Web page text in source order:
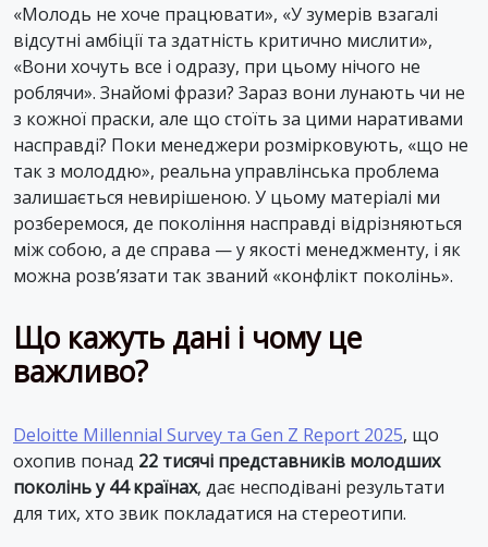
«Молодь не хоче працювати», «У зумерів взагалі
відсутні амбіції та здатність критично мислити»,
«Вони хочуть все і одразу, при цьому нічого не
роблячи». Знайомі фрази? Зараз вони лунають чи не
з кожної праски, але що стоїть за цими наративами
насправді? Поки менеджери розмірковують, «що не
так з молоддю», реальна управлінська проблема
залишається невирішеною. У цьому матеріалі ми
розберемося, де покоління насправді відрізняються
між собою, а де справа — у якості менеджменту, і як
можна розв’язати так званий «конфлікт поколінь».
Що кажуть дані і чому це
важливо?
Deloitte Millennial Survey та Gen Z Report 2025, що
охопив понад 22 тисячі представників молодших
поколінь у 44 країнах, дає несподівані результати
для тих, хто звик покладатися на стереотипи.